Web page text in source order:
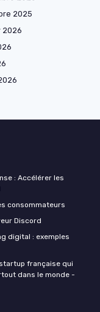
2025
2026
: Accélérer les
consommateurs
Discord
digital : exemples
française qui
dans le monde -